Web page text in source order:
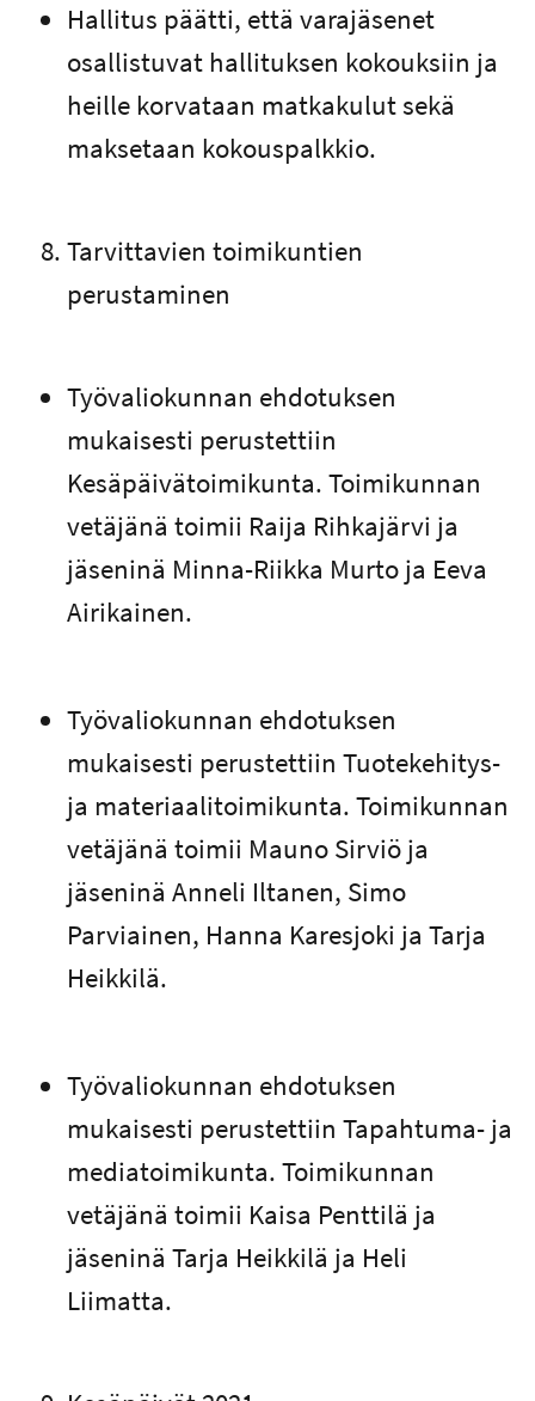
Hallitus päätti, että varajäsenet
osallistuvat hallituksen kokouksiin ja
heille korvataan matkakulut sekä
maksetaan kokouspalkkio.
Tarvittavien toimikuntien
perustaminen
Työvaliokunnan ehdotuksen
mukaisesti perustettiin
Kesäpäivätoimikunta. Toimikunnan
vetäjänä toimii Raija Rihkajärvi ja
jäseninä Minna-Riikka Murto ja Eeva
Airikainen.
Työvaliokunnan ehdotuksen
mukaisesti perustettiin Tuotekehitys-
ja materiaalitoimikunta. Toimikunnan
vetäjänä toimii Mauno Sirviö ja
jäseninä Anneli Iltanen, Simo
Parviainen, Hanna Karesjoki ja Tarja
Heikkilä.
Työvaliokunnan ehdotuksen
mukaisesti perustettiin Tapahtuma- ja
mediatoimikunta. Toimikunnan
vetäjänä toimii Kaisa Penttilä ja
jäseninä Tarja Heikkilä ja Heli
Liimatta.